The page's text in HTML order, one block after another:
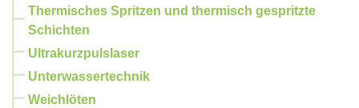
Thermisches Spritzen und thermisch gespritzte
Schichten
Ultrakurzpulslaser
Unterwassertechnik
Weichlöten